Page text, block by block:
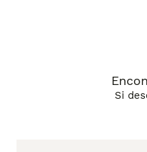
El British Blue es un gato
suave al tacto. Su carácter
convivir bien con otros
cepillado semanal. Es una
Si